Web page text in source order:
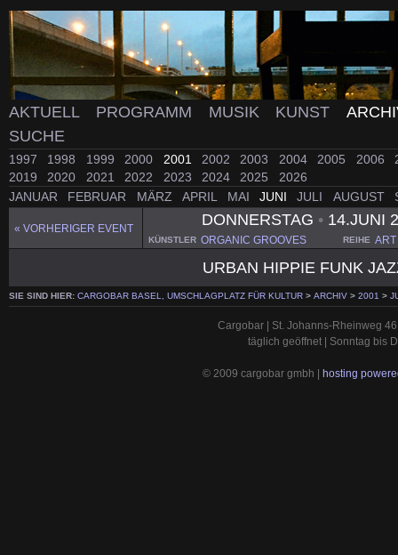
AKTUELL PROGRAMM MUSIK KUNST
SUCHE
1997 1998 1999 2000 2001 2002 2003 2004 2005 2006
2019
2020 2021 2022 2023 2024 2025
2026
JANUAR
FEBRUAR MÄRZ APRIL MAI JUNI JULI AUGUST
« VORHERIGER EVENT
DONNERSTAG •14.JUNI
KÜNSTLER ORGANIC GROOVES REIHE
URBAN HIPPIE FUNK
SIE SIND HIER: CARGOBAR BASEL, UMSCHLAGPLATZ FÜR KULTUR > ARCHIV > 2001 >
Cargobar | St. Johanns-Rheinweg
täglich geöffnet | Sonntag bis
© 2009 cargobar gmbh | hosting